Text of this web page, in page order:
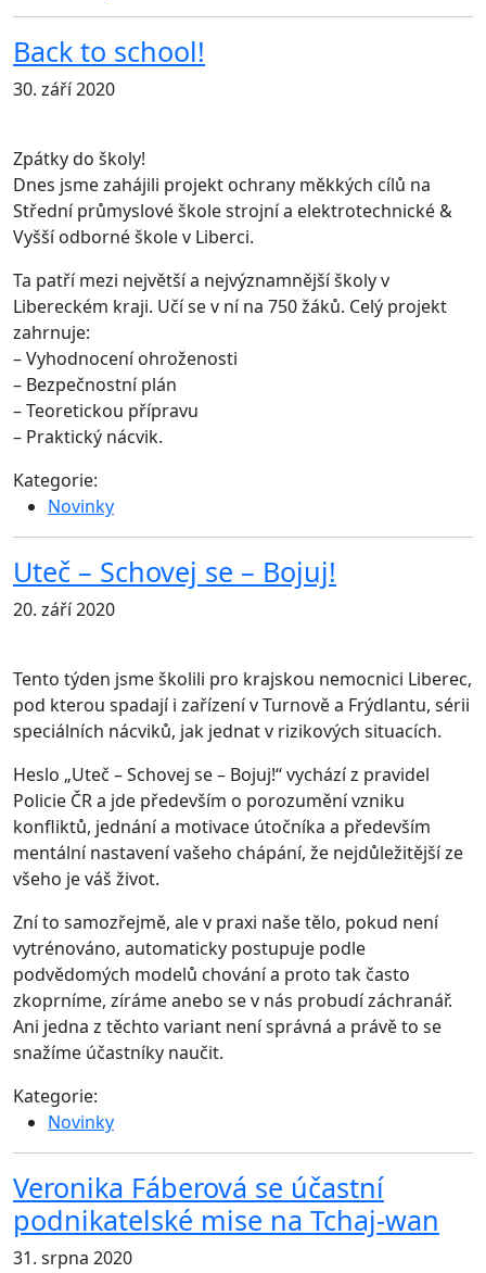
Back to school!
30. září 2020
Zpátky do školy!
Dnes jsme zahájili projekt ochrany měkkých cílů na
Střední průmyslové škole strojní a elektrotechnické &
Vyšší odborné škole v Liberci.
Ta patří mezi největší a nejvýznamnější školy v
Libereckém kraji. Učí se v ní na 750 žáků. Celý projekt
zahrnuje:
– Vyhodnocení ohroženosti
– Bezpečnostní plán
– Teoretickou přípravu
– Praktický nácvik.
Kategorie:
Novinky
Uteč – Schovej se – Bojuj!
20. září 2020
Tento týden jsme školili pro krajskou nemocnici Liberec,
pod kterou spadají i zařízení v Turnově a Frýdlantu, sérii
speciálních nácviků, jak jednat v rizikových situacích.
Heslo „Uteč – Schovej se – Bojuj!“ vychází z pravidel
Policie ČR a jde především o porozumění vzniku
konfliktů, jednání a motivace útočníka a především
mentální nastavení vašeho chápání, že nejdůležitější ze
všeho je váš život.
Zní to samozřejmě, ale v praxi naše tělo, pokud není
vytrénováno, automaticky postupuje podle
podvědomých modelů chování a proto tak často
zkoprníme, zíráme anebo se v nás probudí záchranář.
Ani jedna z těchto variant není správná a právě to se
snažíme účastníky naučit.
Kategorie:
Novinky
Veronika Fáberová se účastní
podnikatelské mise na Tchaj-wan
31. srpna 2020